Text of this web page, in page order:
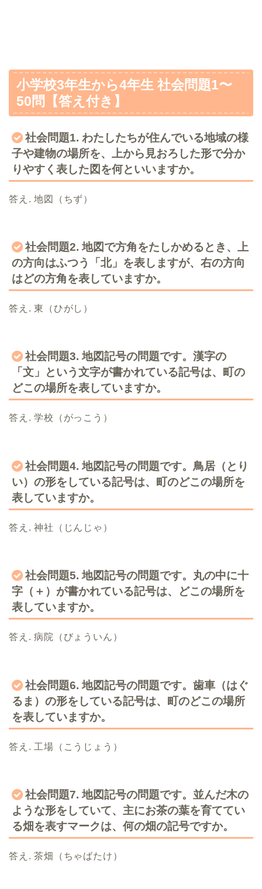
小学校3年生から4年生 社会問題1〜
50問【答え付き】
社会問題1. わたしたちが住んでいる地域の様
子や建物の場所を、上から見おろした形で分か
りやすく表した図を何といいますか。
答え. 地図（ちず）
社会問題2. 地図で方角をたしかめるとき、上
の方向はふつう「北」を表しますが、右の方向
はどの方角を表していますか。
答え. 東（ひがし）
社会問題3. 地図記号の問題です。漢字の
「文」という文字が書かれている記号は、町の
どこの場所を表していますか。
答え. 学校（がっこう）
社会問題4. 地図記号の問題です。鳥居（とり
い）の形をしている記号は、町のどこの場所を
表していますか。
答え. 神社（じんじゃ）
社会問題5. 地図記号の問題です。丸の中に十
字（＋）が書かれている記号は、どこの場所を
表していますか。
答え. 病院（びょういん）
社会問題6. 地図記号の問題です。歯車（はぐ
るま）の形をしている記号は、町のどこの場所
を表していますか。
答え. 工場（こうじょう）
社会問題7. 地図記号の問題です。並んだ木の
ような形をしていて、主にお茶の葉を育ててい
る畑を表すマークは、何の畑の記号ですか。
答え. 茶畑（ちゃばたけ）